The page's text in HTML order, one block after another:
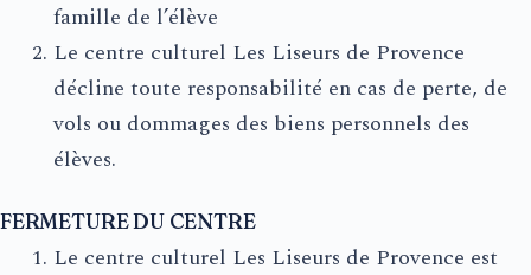
famille de l’élève
Le centre culturel Les Liseurs de Provence
décline toute responsabilité en cas de perte, de
vols ou dommages des biens personnels des
élèves.
FERMETURE DU CENTRE
Le centre culturel Les Liseurs de Provence est